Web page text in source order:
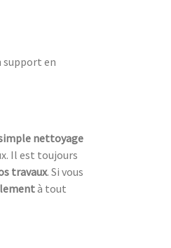
support en
nettoyage
Il est toujours
travaux. Si vous
à tout